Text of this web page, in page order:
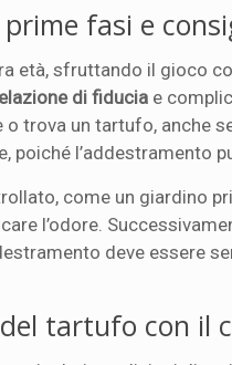
fasi e
età, sfruttando il gioco
di fiducia e
trova un tartufo, anche
poiché l’addestramento
come un giardino
l’odore.
deve essere
tartufo con il